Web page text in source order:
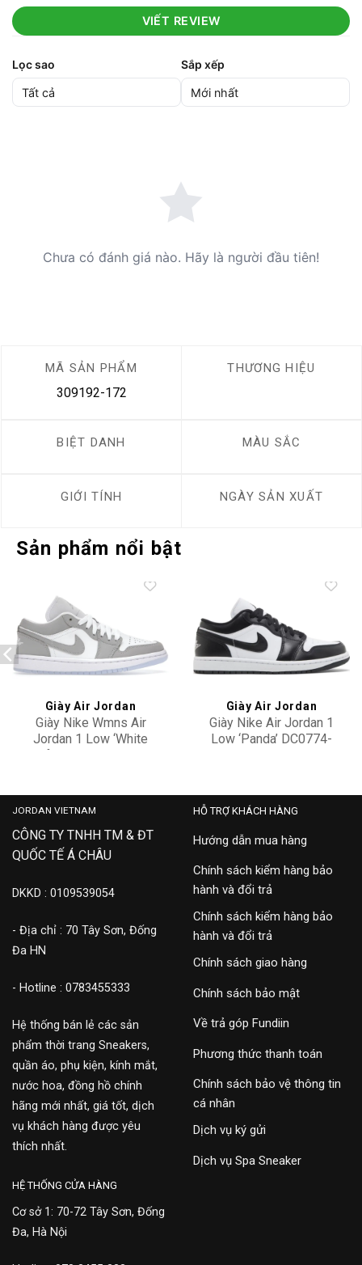
VIẾT REVIEW
Lọc sao Sắp xếp
Chưa có đánh giá nào. Hãy là người đầu tiên!
MÃ SẢN PHẨM
309192-172
THƯƠNG HIỆU
BIỆT DANH MÀU SẮC
GIỚI TÍNH NGÀY SẢN XUẤT
Sản phẩm nổi bật
Add to
wishlist
Giày Air Jordan
Giày Nike Wmns Air
Jordan 1 Low ‘White
Wolf Grey’ DC0774-105
wishlist
Giày Air Jordan
Giày Nike Air Jordan 1
Low ‘Panda’ DC0774-
JORDAN VIETNAM
CÔNG TY TNHH TM & ĐT
QUỐC TẾ Á CHÂU
DKKD : 0109539054
- Địa chỉ : 70 Tây Sơn, Đống
Đa HN
- Hotline : 0783455333
Hệ thống bán lẻ các sản
phẩm thời trang Sneakers,
quần áo, phụ kiện, kính mắt,
nước hoa, đồng hồ chính
hãng mới nhất, giá tốt, dịch
vụ khách hàng được yêu
thích nhất.
HỖ TRỢ KHÁCH HÀNG
Hướng dẫn mua hàng
Chính sách kiểm hàng bảo
hành và đổi trả
Chính sách kiểm hàng bảo
hành và đổi trả
Chính sách giao hàng
Chính sách bảo mật
Về trả góp Fundiin
Phương thức thanh toán
Chính sách bảo vệ thông tin
cá nhân
Dịch vụ ký gửi
Dịch vụ Spa Sneaker
HỆ THỐNG CỬA HÀNG
Cơ sở 1: 70-72 Tây Sơn, Đống
Đa, Hà Nội